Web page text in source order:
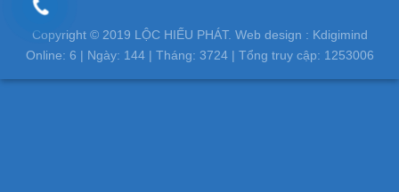
Copyright © 2019 LỘC HIẾU PHÁT. Web design : Kdigimind
Online: 6 | Ngày: 144| Tháng: 3724| Tổng truy cập: 1253006